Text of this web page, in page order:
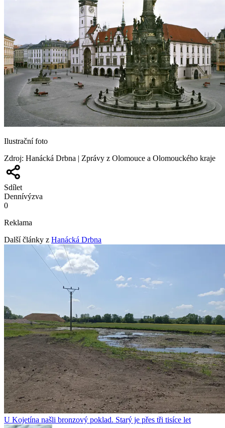
Ilustrační foto
Zdroj: Hanácká Drbna | Zprávy z Olomouce a Olomouckého kraje
Sdílet
Dennívýzva
0
Reklama
Další články z Hanácká Drbna
U Kojetína našli bronzový poklad. Starý je přes tři tisíce let